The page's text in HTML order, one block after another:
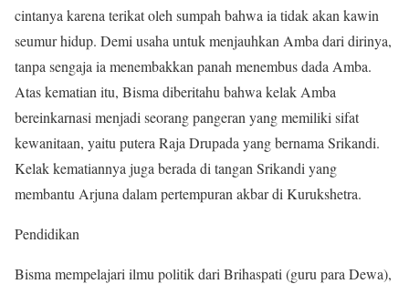
cintanya karena terikat oleh sumpah bahwa ia tidak akan kawin
seumur hidup. Demi usaha untuk menjauhkan Amba dari dirinya,
tanpa sengaja ia menembakkan panah menembus dada Amba.
Atas kematian itu, Bisma diberitahu bahwa kelak Amba
bereinkarnasi menjadi seorang pangeran yang memiliki sifat
kewanitaan, yaitu putera Raja Drupada yang bernama Srikandi.
Kelak kematiannya juga berada di tangan Srikandi yang
membantu Arjuna dalam pertempuran akbar di Kurukshetra.
Pendidikan
Bisma mempelajari ilmu politik dari Brihaspati (guru para Dewa),